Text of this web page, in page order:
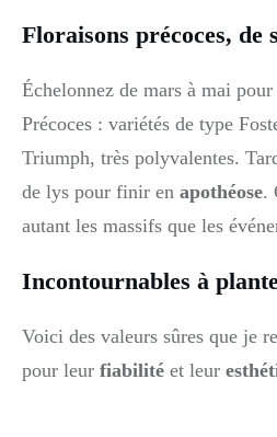
Floraisons précoces, de
Échelonnez de mars à mai
Précoces : variétés de type
Triumph, très polyvalentes.
de lys pour finir en apothéose.
autant les massifs que les
Incontournables à
Voici des valeurs sûres que je
pour leur fiabilité et leur